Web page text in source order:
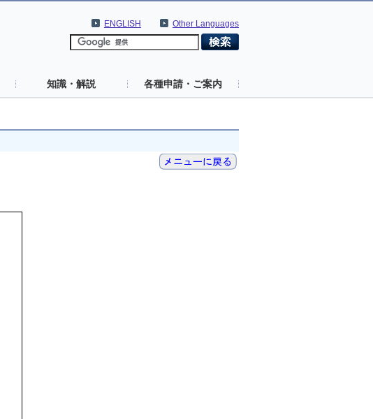
Other Languages
ENGLISH
知識・解説 各種申請・ご案内